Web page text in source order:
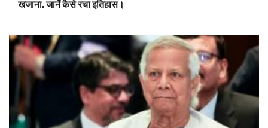
खजाना, जानें कैसे रचा इतिहास।